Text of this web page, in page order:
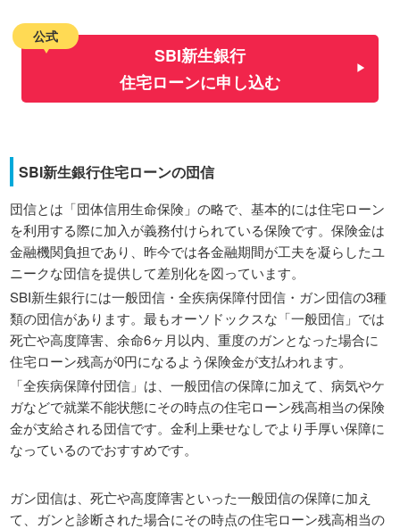
公式
SBI新生銀行
住宅ローンに申し込む
SBI新生銀行住宅ローンの団信
団信とは「団体信用生命保険」の略で、基本的には住宅ローン
を利用する際に加入が義務付けられている保険です。保険金は
金融機関負担であり、昨今では各金融期間が工夫を凝らしたユ
ニークな団信を提供して差別化を図っています。
SBI新生銀行には一般団信・全疾病保障付団信・ガン団信の3種
類の団信があります。最もオーソドックスな「一般団信」では
死亡や高度障害、余命6ヶ月以内、重度のガンとなった場合に
住宅ローン残高が0円になるよう保険金が支払われます。
「全疾病保障付団信」は、一般団信の保障に加えて、病気やケ
ガなどで就業不能状態にその時点の住宅ローン残高相当の保険
金が支給される団信です。金利上乗せなしでより手厚い保障に
なっているのでおすすめです。
ガン団信は、死亡や高度障害といった一般団信の保障に加え
て、ガンと診断された場合にその時点の住宅ローン残高相当の